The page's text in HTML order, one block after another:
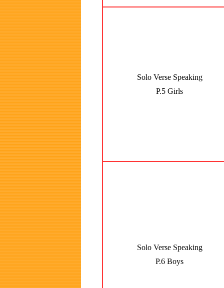
Solo Verse Speaking
P.5 Girls
Solo Verse Speaking
P.6 Boys